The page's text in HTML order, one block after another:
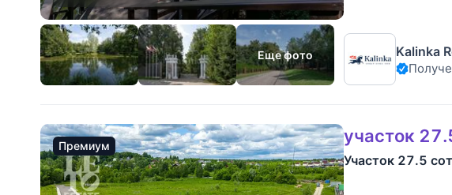
Еще фото Kalinka
Премиум участок
Участок 27.5